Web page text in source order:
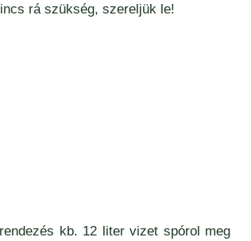
rá szükség, szereljük le!
kb. 12 liter vizet spórol meg